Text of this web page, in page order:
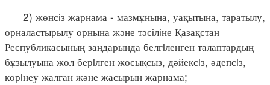
2) жөнсiз жарнама - мазмұнына, уақытына, таратылу,
орналастырылу орнына және тәсiлiне Қазақстан
Республикасының заңдарында белгiленген талаптардың
бұзылуына жол берiлген жосықсыз, дәйексiз, әдепсiз,
көрiнеу жалған және жасырын жарнама;